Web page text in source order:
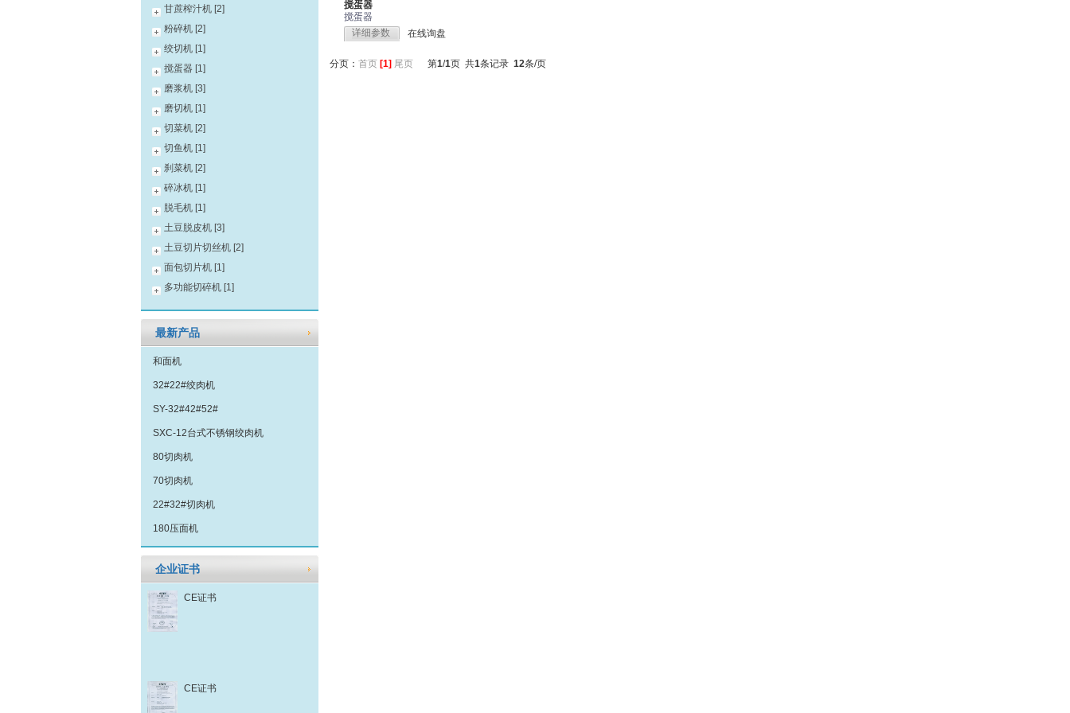
甘蔗榨汁机 [2]
粉碎机 [2]
绞切机 [1]
搅蛋器 [1]
磨浆机 [3]
磨切机 [1]
切菜机 [2]
切鱼机 [1]
刹菜机 [2]
碎冰机 [1]
脱毛机 [1]
土豆脱皮机 [3]
土豆切片切丝机 [2]
面包切片机 [1]
多功能切碎机 [1]
最新产品
和面机
32#22#绞肉机
SY-32#42#52#
SXC-12台式不锈钢绞肉机
80切肉机
70切肉机
22#32#切肉机
180压面机
企业证书
CE证书
CE证书
搅蛋器
搅蛋器
详细参数
在线询盘
分页： 首页 [1] 尾页 第1/1页 共1条记录 12条/页